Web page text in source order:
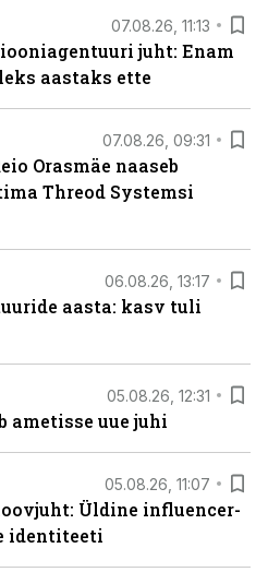
07.08.26, 11:13
juht: Enam
aastaks ette
07.08.26, 09:31
Orasmäe naaseb
Threod Systemsi
06.08.26, 13:17
aasta: kasv tuli
05.08.26, 12:31
ametisse uue juhi
05.08.26, 11:07
Üldine influencer-
identiteeti